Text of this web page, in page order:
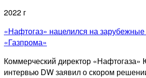
2022 г
«Нафтогаз» нацелился на
«Газпрома»
Коммерческий директор «Нафтогаза»
интервью DW заявил о скором